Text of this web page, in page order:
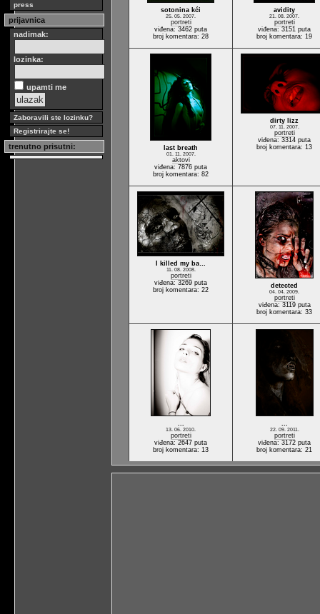
press
prijavnica
nadimak:
lozinka:
upamti me
Zaboravili ste lozinku?
Registrirajte se!
trenutno prisutni:
sotonina kći
25. 05. 2007.
portreti
viđena: 3462 puta
broj komentara: 28
avidity
21. 08. 2007.
portreti
viđena: 3151 puta
broj komentara: 19
last breath
01. 11. 2007.
aktovi
viđena: 7876 puta
broj komentara: 82
dirty lizz
07. 11. 2007.
portreti
viđena: 3314 puta
broj komentara: 13
I killed my ba…
11. 08. 2008.
portreti
viđena: 3269 puta
broj komentara: 22
detected
04. 04. 2009.
portreti
viđena: 3119 puta
broj komentara: 33
...
13. 06. 2010.
portreti
viđena: 2647 puta
broj komentara: 13
...
22. 09. 2011.
portreti
viđena: 3172 puta
broj komentara: 21